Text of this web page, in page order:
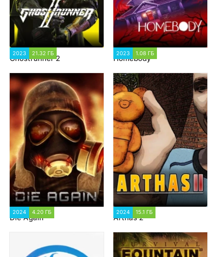
2023 21.32 ГБ
Ghostrunner 2
2023 1.08 ГБ
Homebody
2024 4.20 ГБ
Die Again
2024 15.1 ГБ
Arthas 2